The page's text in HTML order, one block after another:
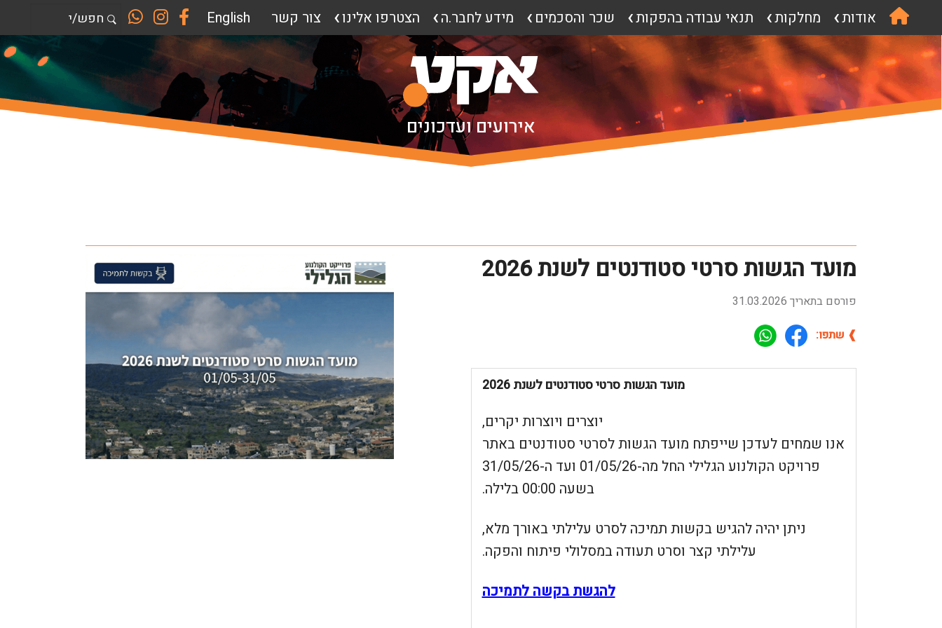
אודות מחלקות תנאי עבודה בהפקות שכר והסכמים מידע לחבר.ה הצטרפו אלינו צור קשר English
I
W
אירועים ועדכונים
מועד הגשות סרטי סטודנטים לשנת 2026
פורסם בתאריך 31.03.2026
❱ שתפו:
מועד הגשות סרטי סטודנטים לשנת 2026
יוצרים ויוצרות יקרים,
אנו שמחים לעדכן שייפתח מועד הגשות לסרטי סטודנטים באתר
פרויקט הקולנוע הגלילי החל מה-01/05/26 ועד ה-31/05/26
בשעה 00:00 בלילה.
ניתן יהיה להגיש בקשות תמיכה לסרט עלילתי באורך מלא,
עלילתי קצר וסרט תעודה במסלולי פיתוח והפקה.
להגשת בקשה לתמיכה